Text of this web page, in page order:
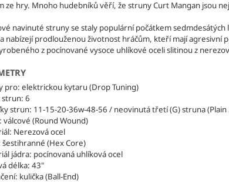
pro baskytaru
ze hry. Mnoho hudebníků věří, že struny Curt Mangan jsou
navinuté struny se staly populární počátkem
nabízejí prodlouženou životnost hráčům, kteří mají
z pocínované vysoce uhlíkové oceli slitinou z
pro: elektrickou kytaru (Drop Tuning)
strun: 6
strun: 11-15-20-36w-48-56 / neovinutá třetí (G) struna (Plain
válcové (Round Wound)
Nerezová ocel
šestihranné (Hex Core)
jádra: pocínovaná uhlíková ocel
délka: 43"
kulička (Ball-End)